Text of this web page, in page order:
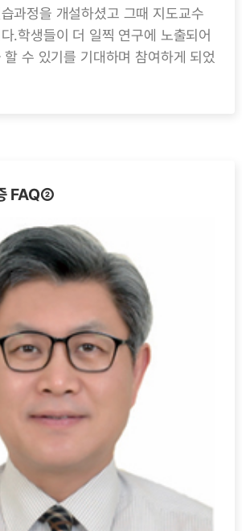
과정을 개설하셨고 그때 지도교수
.학생들이 더 일찍 연구에 노출되어
수 있기를 기대하며 참여하게 되었
FAQ②